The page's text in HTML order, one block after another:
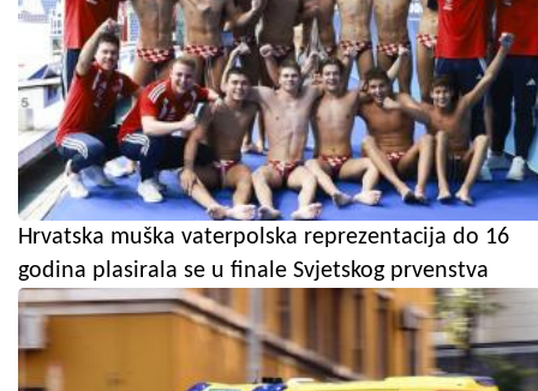
Hrvatska muška vaterpolska reprezentacija do 16
godina plasirala se u finale Svjetskog prvenstva